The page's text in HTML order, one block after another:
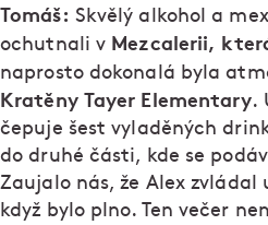
Tomáš: Skvělý alkohol a
ochutnali v Mezcalerii,
naprosto dokonalá byla
Kratěny Tayer Elementary.
čepuje šest vyladěných
do druhé části, kde se
Zaujalo nás, že Alex
když bylo plno. Ten večer